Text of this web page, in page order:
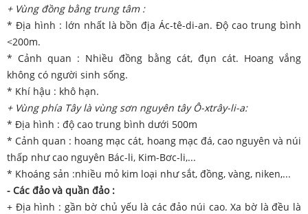
+ Vùng đồng bằng trung tâm :
* Địa hình : lớn nhất là bồn địa Ác-tê-di-an. Độ cao trung bình
<200m.
* Cảnh quan : Nhiều đồng bằng cát, đụn cát. Hoang vắng
không có người sinh sống.
* Khí hậu : khô hạn.
+ Vùng phía Tây là vùng sơn nguyên tây Ô-xtrây-li-a:
* Địa hình : độ cao trung bình dưới 500m
* Cảnh quan : hoang mạc cát, hoang mạc đá, cao nguyên và núi
thấp như cao nguyên Bác-li, Kim-Bơc-li,...
* Khoáng sản :nhiều mỏ kim loại như sắt, đồng, vàng, niken,...
- Các đảo và quần đảo :
+ Địa hình : gần bờ chủ yếu là các đảo núi cao. Xa bờ là đều là